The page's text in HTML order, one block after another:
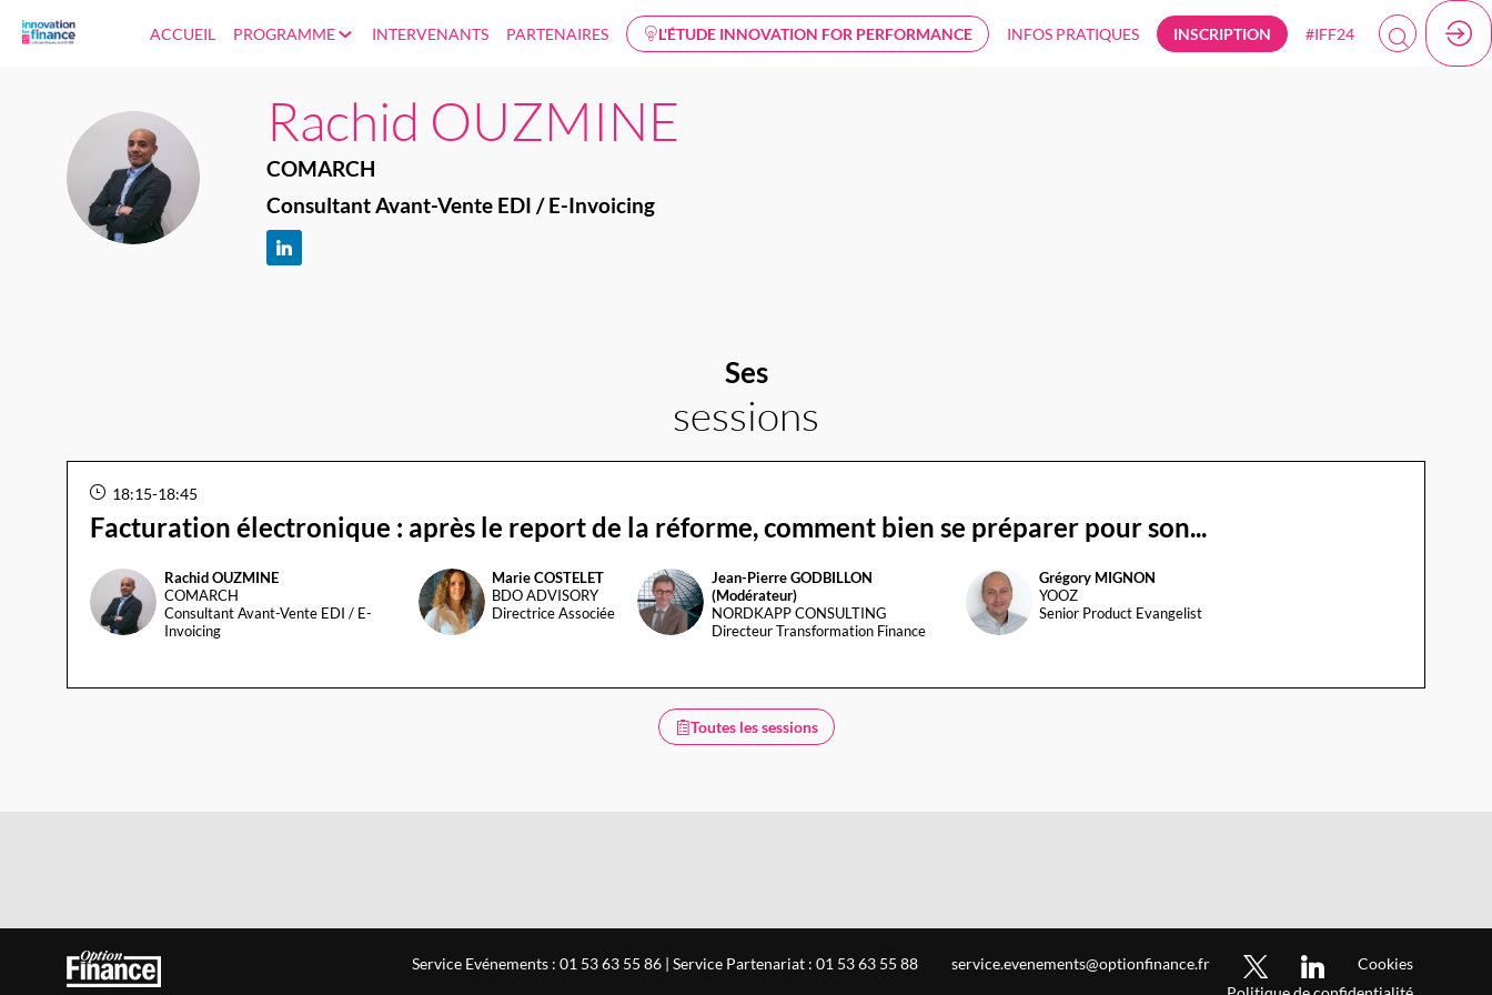
ACCUEIL PROGRAMME INTERVENANTS PARTENAIRES L'ÉTUDE INNOVATION FOR PERFORMANCE INFOS PRATIQUES INSCRIPTION #IFF24
RO
Rachid OUZMINE
COMARCH
Consultant Avant-Vente EDI / E-Invoicing
Ses
sessions
18:15-18:45
Facturation électronique : après le report de la réforme, comment bien se préparer pour son...
RO
Rachid OUZMINE
COMARCH
Consultant Avant-Vente EDI / E-
Invoicing
MC
MarieCOSTELET
BDO ADVISORY
Directrice Associée
JG(
Jean-Pierre GODBILLON
(Modérateur)
NORDKAPP CONSULTING
Directeur Transformation Finance
GM
Grégory MIGNON
YOOZ
Senior Product Evangelist
Toutes les sessions
Service Evénements : 01 53 63 55 86 | Service Partenariat : 01 53 63 55 88 service.evenements@optionfinance.fr
Cookies